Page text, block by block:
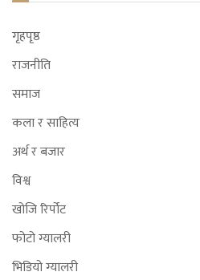
गृहपृष्ठ
राजनीति
समाज
कला र साहित्य
अर्थ र बजार
विश्व
खोजि रिर्पोट
फोटो ग्यालरी
भिडियो ग्यालरी